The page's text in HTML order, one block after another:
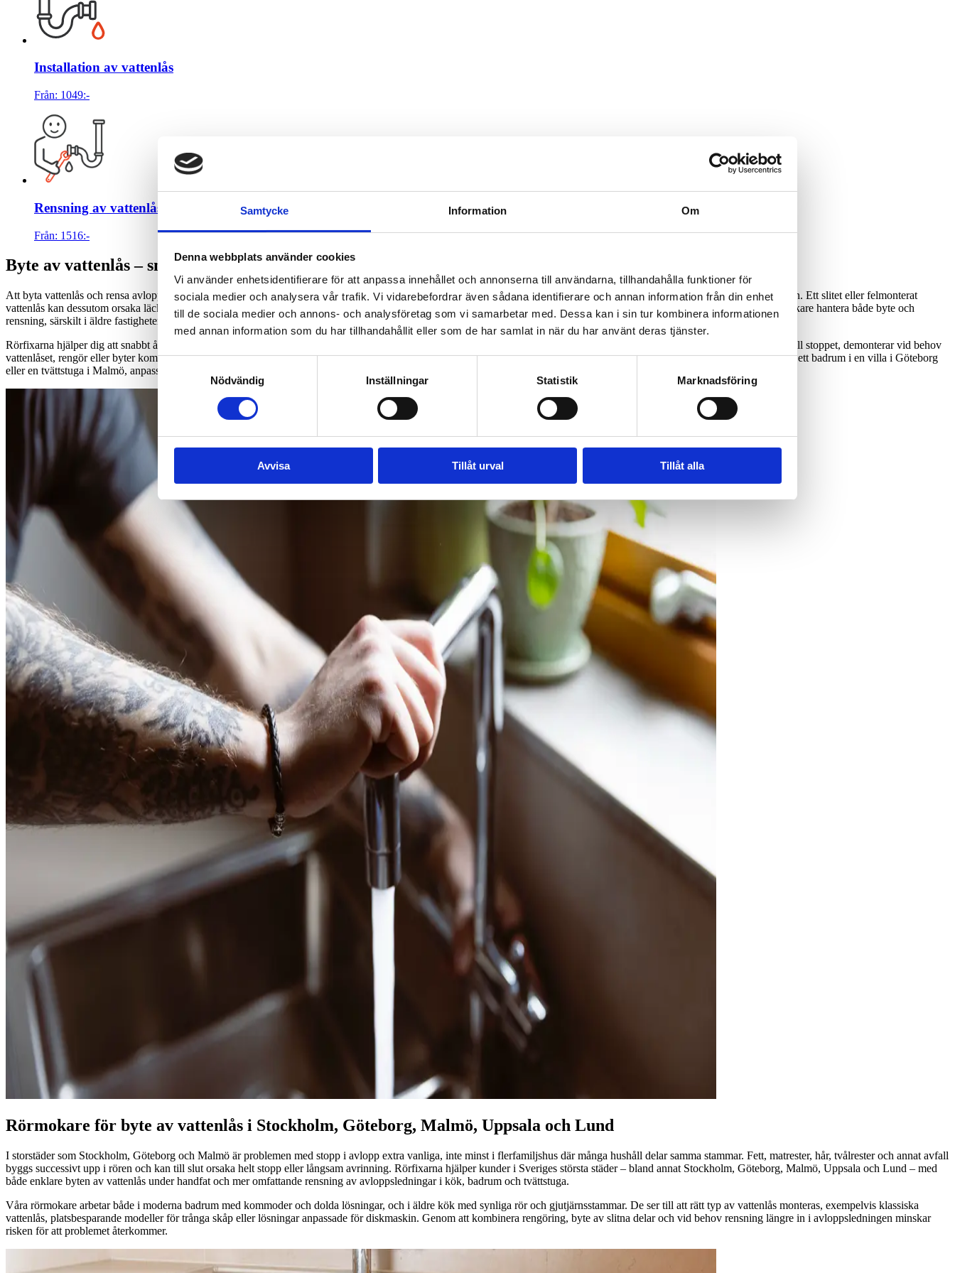
Samtycke Information Om
Denna webbplats använder cookies
Vi använder enhetsidentifierare för att anpassa innehållet och annonserna till användarna, tillhandahålla funktioner för
sociala medier och analysera vår trafik. Vi vidarebefordrar även sådana identifierare och annan information från din enhet
till de sociala medier och annons- och analysföretag som vi samarbetar med. Dessa kan i sin tur kombinera informationen
med annan information som du har tillhandahållit eller som de har samlat in när du har använt deras tjänster.
Samtyckesval
Nödvändig
Inställningar Statistik Marknadsföring
Avvisa Tillåt urval Tillåt alla
Installation av vattenlås
Från: 1049:-
Rensning av vattenlås
Från: 1516:-
Byte av vattenlås – snabb hjälp med avlopp i Sveriges största städer
Att byta vattenlås och rensa avlopp är ett av de mest effektiva sätten att bli av med dålig lukt, långsamt rinnande vatten och återkommande stopp i handfat, köksho eller golvbrunn. Ett slitet eller felmonterat
vattenlås kan dessutom orsaka läckage under skåp eller inne i kommoder, vilket i längden riskerar att skada både inredning och golv. Därför är det klokt att låta en behörig rörmokare hantera både byte och
rensning, särskilt i äldre fastigheter eller där stoppen ofta kommer tillbaka.
Rörfixarna hjälper dig att snabbt åtgärda problemen på ett sätt som är både effektivt och skonsamt mot rören. Våra certifierade rörmokare arbetar metodiskt: de felsöker orsaken till stoppet, demonterar vid behov
vattenlåset, rengör eller byter komponenter och säkerställer att allt är tätt och fungerar som det ska innan de lämnar. Oavsett om det gäller en köksbänk i en lägenhet i Stockholm, ett badrum i en villa i Göteborg
eller en tvättstuga i Malmö, anpassas åtgärden efter just din installation.
Rörmokare för byte av vattenlås i Stockholm, Göteborg, Malmö, Uppsala och Lund
I storstäder som Stockholm, Göteborg och Malmö är problemen med stopp i avlopp extra vanliga, inte minst i flerfamiljshus där många hushåll delar samma stammar. Fett, matrester, hår, tvålrester och annat avfall
byggs successivt upp i rören och kan till slut orsaka helt stopp eller långsam avrinning. Rörfixarna hjälper kunder i Sveriges största städer – bland annat Stockholm, Göteborg, Malmö, Uppsala och Lund – med
både enklare byten av vattenlås under handfat och mer omfattande rensning av avloppsledningar i kök, badrum och tvättstuga.
Våra rörmokare arbetar både i moderna badrum med kommoder och dolda lösningar, och i äldre kök med synliga rör och gjutjärnsstammar. De ser till att rätt typ av vattenlås monteras, exempelvis klassiska
vattenlås, platsbesparande modeller för trånga skåp eller lösningar anpassade för diskmaskin. Genom att kombinera rengöring, byte av slitna delar och vid behov rensning längre in i avloppsledningen minskar
risken för att problemet återkommer.